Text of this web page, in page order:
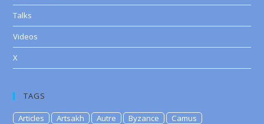
Talks
Videos
X
TAGS
Articles Artsakh Autre Byzance
Camus